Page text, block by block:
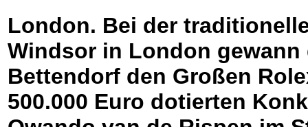
London. Bei der
Windsor in London
Bettendorf den Großen
500.000 Euro dotierten